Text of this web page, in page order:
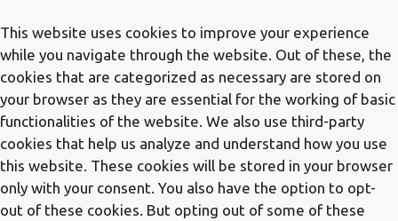
This website uses cookies to improve your experience
while you navigate through the website. Out of these, the
cookies that are categorized as necessary are stored on
your browser as they are essential for the working of basic
functionalities of the website. We also use third-party
cookies that help us analyze and understand how you use
this website. These cookies will be stored in your browser
only with your consent. You also have the option to opt-
out of these cookies. But opting out of some of these